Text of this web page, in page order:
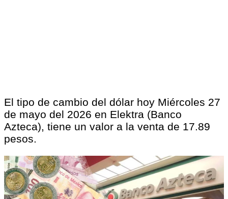
El tipo de cambio del dólar hoy Miércoles 27
de mayo del 2026 en Elektra (Banco
Azteca), tiene un valor a la venta de 17.89
pesos.